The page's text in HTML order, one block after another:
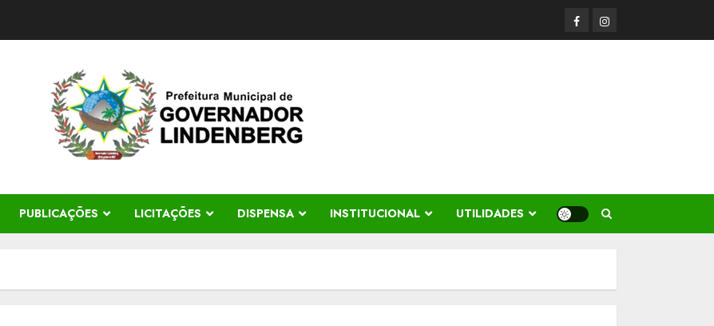
FacerbookInstagram
PUBLICAÇÕES LICITAÇÕES DISPENSA INSTITUCIONAL UTILIDADES